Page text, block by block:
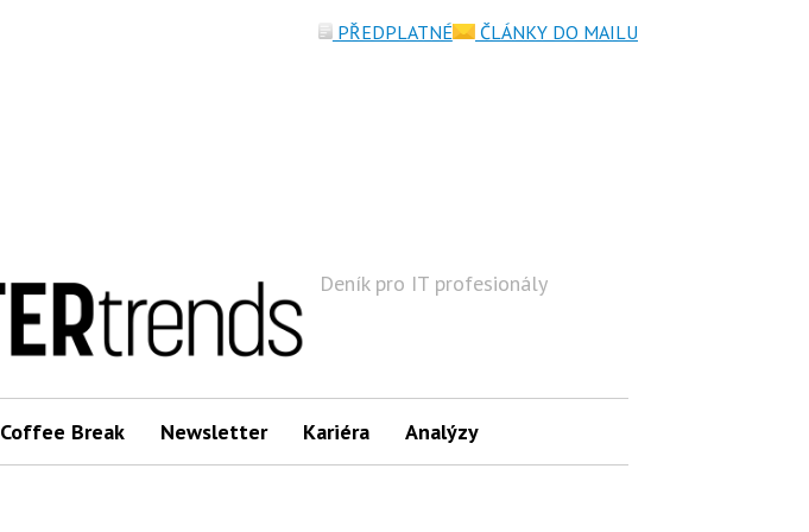
Deník pro IT profesionály
Coffee Break Newsletter Kariéra Analýzy
PŘEDPLATNÉ ČLÁNKY DO MAILU